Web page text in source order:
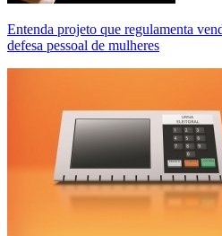
Entenda projeto que regulamenta
defesa pessoal de mulheres